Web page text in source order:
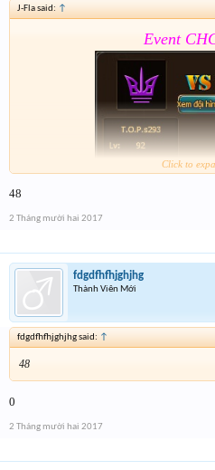
J-Fla said: ↑
Event
Lưu ý có cả event 2
Click to
48
2 Tháng mười hai 2017
fdgdfhfhjghjhg
Thành Viên Mới
fdgdfhfhjghjhg said: ↑
48
0
2 Tháng mười hai 2017